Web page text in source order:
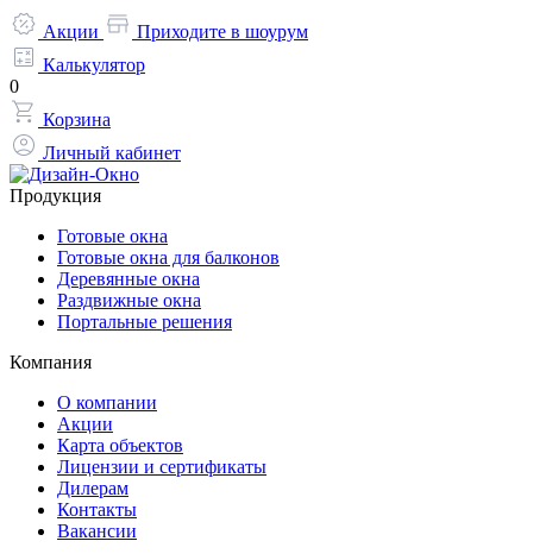
Акции
Приходите в шоурум
Калькулятор
0
Корзина
Личный кабинет
Продукция
Готовые окна
Готовые окна для балконов
Деревянные окна
Раздвижные окна
Портальные решения
Компания
О компании
Акции
Карта объектов
Лицензии и сертификаты
Дилерам
Контакты
Вакансии